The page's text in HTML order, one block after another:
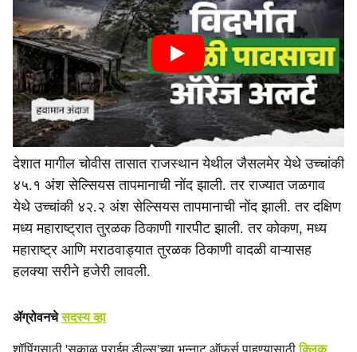
देशात मागील चोवीस तासात राजस्थान येथील जैसलमेर येथे उच्चांकी
४५.१ अंश सेल्सियस तापमानाची नोंद झाली. तर राज्यात जळगाव
येथे उच्चांकी ४२.२ अंश सेल्सियस तापमानाची नोंद झाली. तर दक्षिण
मध्य महाराष्ट्रात तुरळक ठिकाणी गारपीट झाली. तर कोकण, मध्य
महाराष्ट्र आणि मराठवाड्यात तुरळक ठिकाणी वादळी वाऱ्यासह
हलक्या सरीने हजेरी लावली.
ॲग्रोवनचेसदस्य व्हा
शॉपिंगसाठी 'सकाळ प्राईम डील्स'च्या भन्नाट ऑफर्स पाहण्यासाठीक्लिक